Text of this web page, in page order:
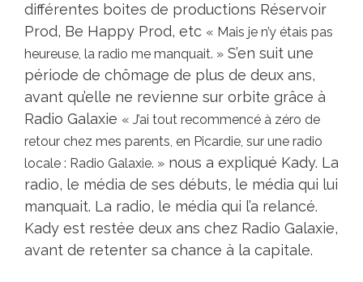
différentes boites de productions Réservoir
Prod, Be Happy Prod, etc « Mais je n’y étais pas
heureuse, la radio me manquait. » S’en suit une
période de chômage de plus de deux ans,
avant qu’elle ne revienne sur orbite grâce à
Radio Galaxie « J’ai tout recommencé à zéro de
retour chez mes parents, en Picardie, sur une radio
locale : Radio Galaxie. » nous a expliqué Kady. La
radio, le média de ses débuts, le média qui lui
manquait. La radio, le média qui l’a relancé.
Kady est restée deux ans chez Radio Galaxie,
avant de retenter sa chance à la capitale.